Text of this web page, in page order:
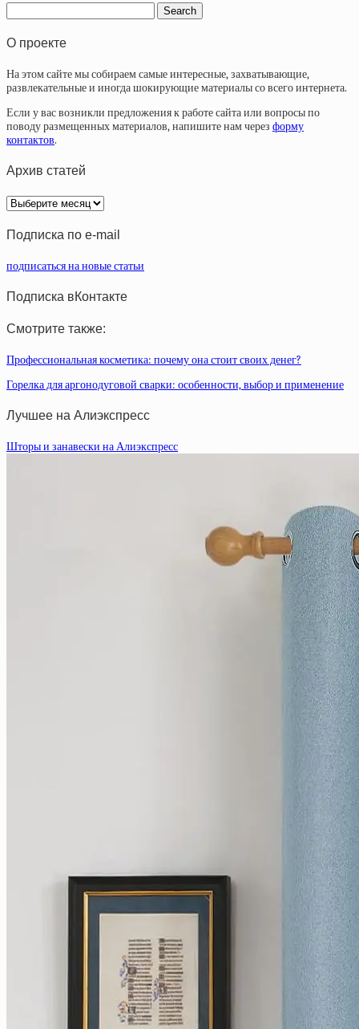
О проекте
На этом сайте мы собираем самые интересные, захватывающие,
развлекательные и иногда шокирующие материалы со всего интернета.
Если у вас возникли предложения к работе сайта или вопросы по
поводу размещенных материалов, напишите нам через форму
контактов.
Архив статей
Архив
статей
Подписка по e-mail
подписаться на новые статьи
Подписка вКонтакте
Смотрите также:
Профессиональная косметика: почему она стоит своих денег?
Горелка для аргонодуговой сварки: особенности, выбор и применение
Лучшее на Алиэкспресс
Шторы и занавески на Алиэкспресс